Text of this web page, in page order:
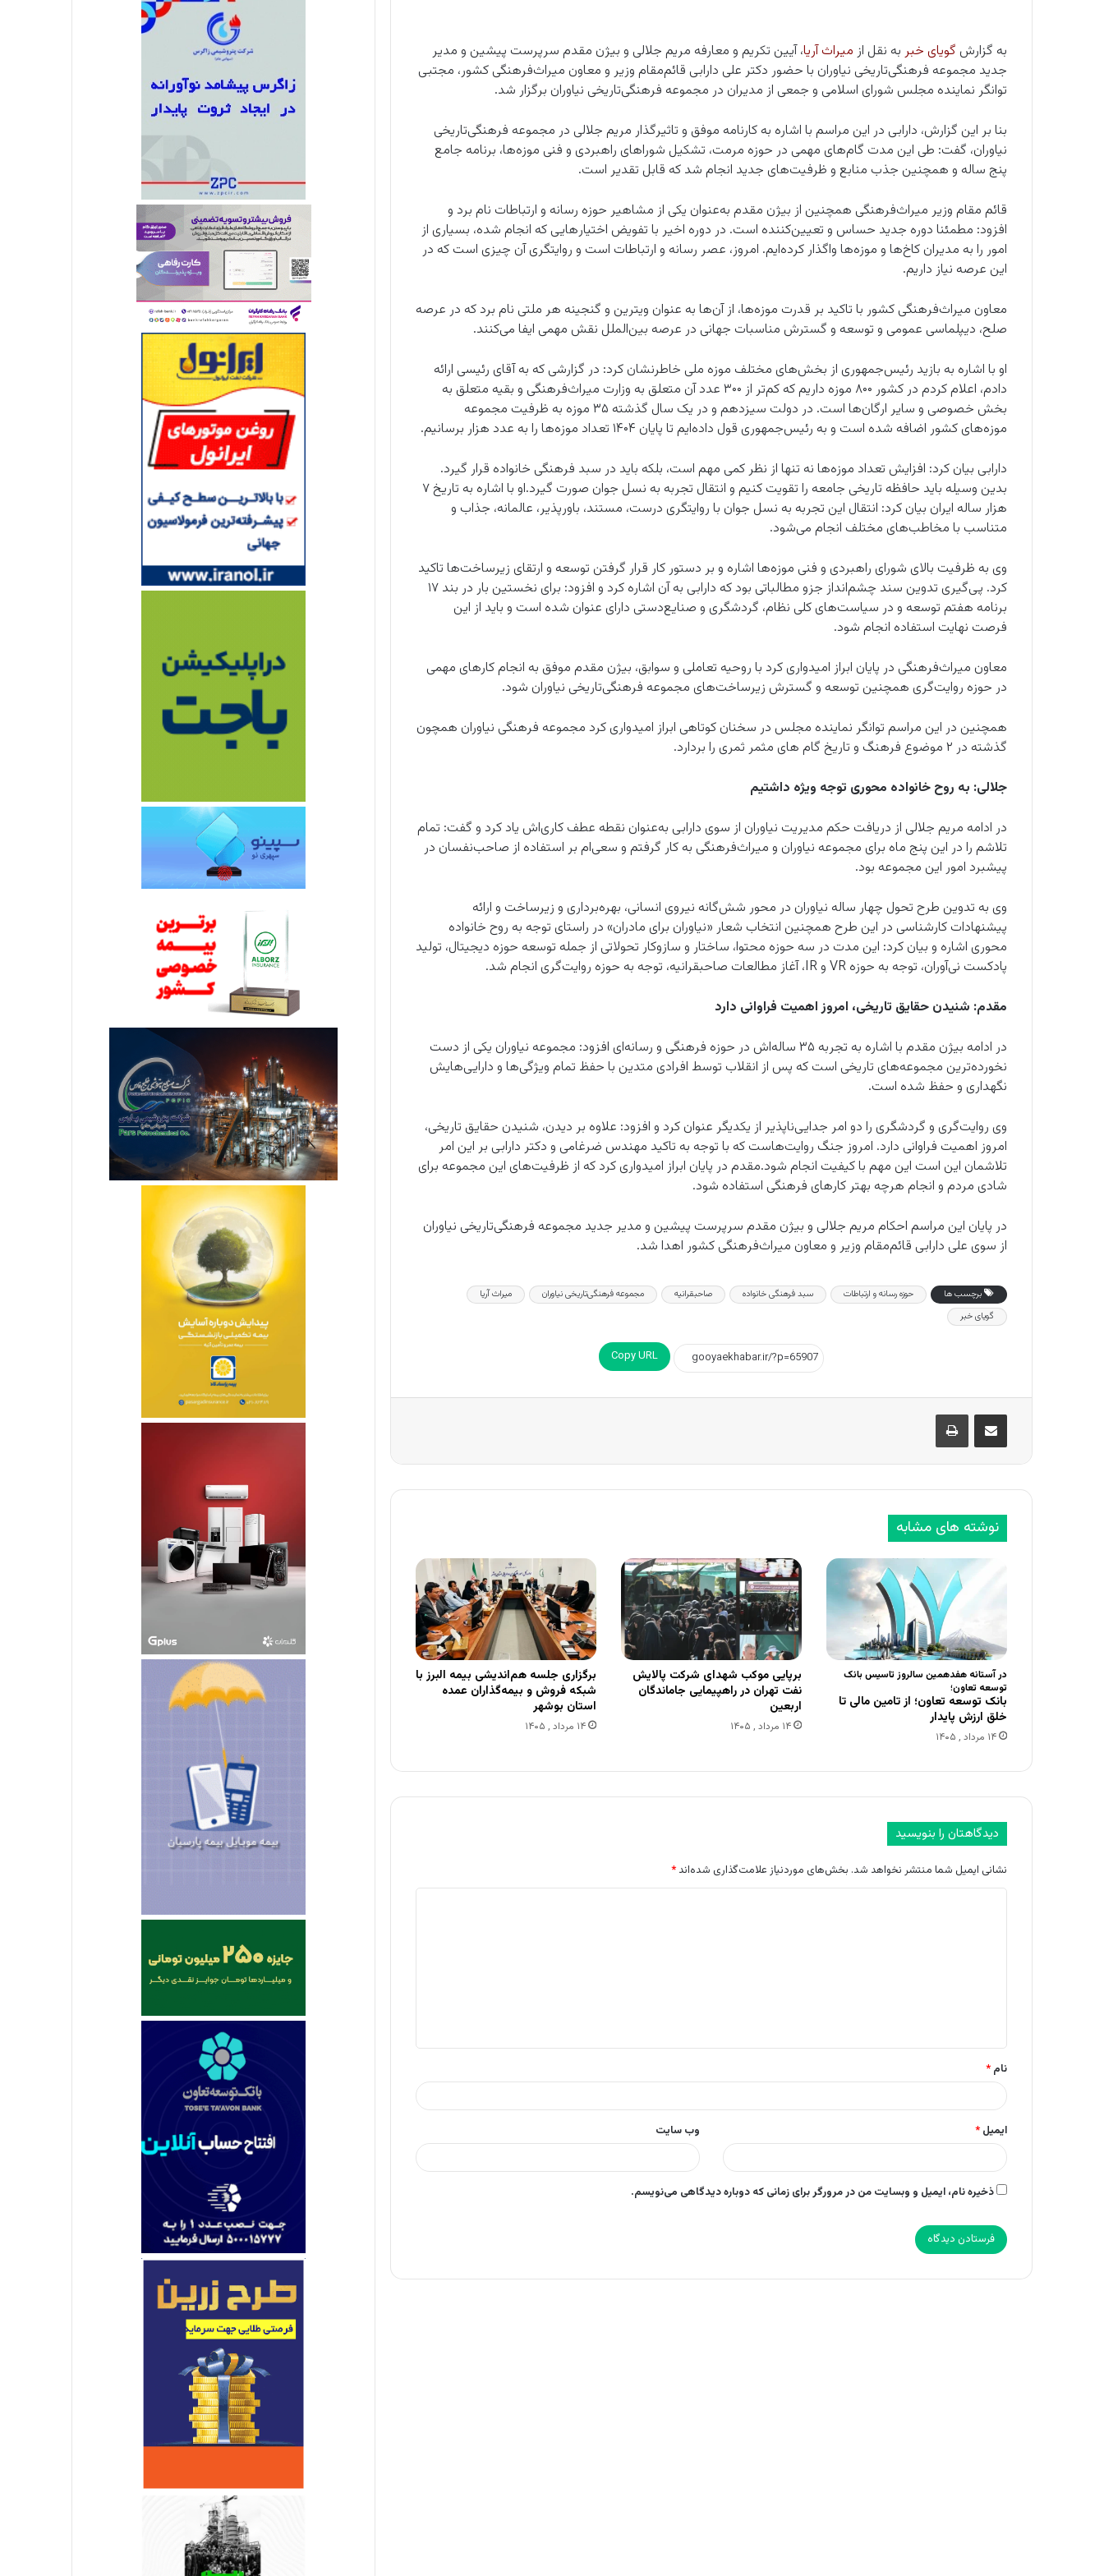
به گزارش گویای خبر به نقل از میراث‌ آریا، آیین تکریم و معارفه مریم جلالی و بیژن مقدم سرپرست پیشین و مدیر
جدید مجموعه فرهنگی‌تاریخی نیاوران با حضور دکتر علی دارابی قائم‌مقام وزیر و معاون میراث‌فرهنگی کشور،‌ مجتبی
توانگر نماینده مجلس شورای اسلامی و جمعی از مدیران در مجموعه فرهنگی‌تاریخی نیاوران برگزار شد.
بنا بر این گزارش، دارابی در این مراسم با اشاره به کارنامه موفق و تاثیرگذار مریم جلالی در مجموعه فرهنگی‌تاریخی
نیاوران، گفت: طی این مدت گام‌های مهمی در حوزه مرمت، تشکیل شوراهای راهبردی و فنی موزه‌ها، برنامه جامع
پنج ساله و همچنین جذب منابع و ظرفیت‌های جدید انجام شد که قابل تقدیر است.
قائم مقام وزیر میراث‌فرهنگی همچنین از بیژن مقدم به‌عنوان یکی از مشاهیر حوزه رسانه‌ و ارتباطات نام برد و
افزود: مطمئنا دوره جدید حساس و تعیین‌کننده است. در دوره اخیر با تفویض اختیار‌هایی که انجام شده، بسیاری از
امور را به مدیران کاخ‌ها و‌ موزه‌ها واگذار کرده‌ایم. امروز، عصر رسانه و ارتباطات است و روایتگری آن چیزی است که در
این عرصه نیاز داریم.
معاون میراث‌فرهنگی کشور با تاکید بر قدرت موزه‌ها، از آن‌ها به‌ عنوان ویترین و‌ گنجینه هر ملتی نام‌ برد که در عرصه
صلح، دیپلماسی عمومی و توسعه و گسترش مناسبات جهانی در عرصه بین‌الملل نقش مهمی ایفا می‌کنند.
او با اشاره به بازید رئیس‌جمهوری از بخش‌های مختلف موزه ملی خاطرنشان کرد: در گزارشی که به آقای رئیسی ارائه
دادم، اعلام‌ کردم در کشور ۸۰۰ موزه داریم که کم‌تر از ۳۰۰ عدد آن متعلق به وزارت میراث‌فرهنگی و بقیه متعلق به
بخش خصوصی و سایر ارگان‌ها است. در دولت سیزدهم و در یک سال گذشته ۳۵ موزه به ظرفیت مجموعه
موزه‌های کشور اضافه شده است و به رئیس‌جمهوری قول داده‌ایم تا پایان ۱۴۰۴ تعداد موزه‌ها را به عدد هزار برسانیم.
دارابی بیان کرد: افزایش تعداد موزه‌ها نه تنها از نظر کمی مهم است، بلکه باید در سبد فرهنگی خانواده قرار گیرد.
بدین وسیله باید حافظه تاریخی جامعه را تقویت کنیم و انتقال تجربه به نسل جوان صورت گیرد.او با اشاره به تاریخ ۷
هزار ساله ایران بیان کرد: انتقال این تجربه به نسل جوان با روایتگری درست، مستند، باورپذیر، عالمانه، جذاب و
متناسب با مخاطب‌های مختلف انجام می‌شود.
وی به ظرفیت بالای شورای راهبردی و فنی موزه‌ها اشاره و بر دستور کار قرار گرفتن توسعه و ارتقای زیرساخت‌ها تاکید
کرد. پی‌گیری تدوین سند چشم‌انداز جزو مطالباتی بود که دارابی به آن اشاره کرد و افزود: برای نخستین بار در بند ۱۷
برنامه هفتم توسعه و در سیاست‌های کلی نظام، گردشگری و صنایع‌‌دستی دارای عنوان شده است و باید از این
فرصت نهایت استفاده انجام شود.
معاون میراث‌فرهنگی در پایان ابراز امیدواری کرد با روحیه تعاملی و سوابق، بیژن مقدم موفق به انجام کارهای مهمی
در حوزه روایت‌گری همچنین توسعه و گسترش زیرساخت‌های مجموعه‌ فرهنگی‌تاریخی نیاوران شود.
همچنین در این مراسم توانگر نماینده مجلس در سخنان کوتاهی ابراز امیدواری کرد مجموعه فرهنگی نیاوران همچون
گذشته در ۲ موضوع فرهنگ و تاریخ گام های مثمر ثمری را بردارد.
جلالی: به روح خانواده محوری توجه ویژه داشتیم
در ادامه مریم جلالی از دریافت حکم مدیریت نیاوران از سوی دارابی به‌عنوان نقطه عطف کاری‌اش یاد کرد و گفت: تمام
‌تلاشم را در این پنج ماه برای مجموعه نیاوران و میراث‌فرهنگی به کار گرفتم و سعی‌ام بر استفاده از صاحب‌نفسان در
پیشبرد امور این مجموعه بود.
وی به تدوین طرح تحول چهار ساله نیاوران در محور شش‌گانه نیروی انسانی، بهره‌برداری و زیرساخت و ارائه
پیشنهادات کارشناسی در این طرح همچنین انتخاب شعار «نیاوران برای مادران» در راستای توجه به روح خانواده
محوری اشاره و بیان کرد: این مدت در سه حوزه محتوا، ساختار و سازوکار تحولاتی از جمله توسعه حوزه دیجیتال، تولید
پادکست نی‌آوران، توجه به حوزه VR و IR، آغاز مطالعات صاحبقرانیه، توجه به حوزه روایت‌گری انجام شد.
مقدم: شنیدن حقایق تاریخی، امروز اهمیت فراوانی دارد
در ادامه بیژن مقدم با اشاره به تجربه ۳۵ ساله‌اش در حوزه فرهنگی و رسانه‌ای افزود: مجموعه نیاوران یکی از دست
نخورده‌ترین مجموعه‌های تاریخی است که پس از انقلاب توسط افرادی متدین با حفظ تمام‌ ویژگی‌ها و دارایی‌هایش
نگهداری و حفظ شده است.
وی روایت‌گری و‌ گردشگری را دو امر جدایی‌‌ناپذیر از یکدیگر عنوان کرد و افزود: علاوه بر دیدن، شنیدن حقایق تاریخی،
امروز اهمیت فراوانی دارد. امروز جنگ روایت‌هاست که با توجه به تاکید مهندس ضرغامی و دکتر دارابی بر این امر
تلاشمان این است این مهم با کیفیت انجام شود.مقدم در پایان ابراز امیدواری کرد که از ظرفیت‌های این مجموعه برای
شادی مردم و‌ انجام هرچه بهتر کارهای فرهنگی استفاده شود.
در پایان این مراسم احکام مریم جلالی و بیژن مقدم سرپرست پیشین و مدیر جدید مجموعه فرهنگی‌تاریخی نیاوران
از سوی علی دارابی قائم‌مقام‌ وزیر و معاون میراث‌فرهنگی کشور اهدا شد.
برچسب ها حوزه رسانه‌ و ارتباطات سبد فرهنگی خانواده صاحبقرانیه مجموعه فرهنگی‌تاریخی نیاوران
میراث آریا
گویای خبر
Copy URL
اشتراک گذاری از طریق ایمیل چاپ
نوشته های مشابه
در آستانه هفدهمین سالروز تاسیس بانک
توسعه تعاون؛
بانک توسعه تعاون؛ از تامین مالی تا
خلق ارزش پایدار
۱۴ مرداد , ۱۴۰۵
برپایی موکب شهدای شرکت پالایش
نفت تهران در راهپیمایی جاماندگان
اربعین
۱۴ مرداد , ۱۴۰۵
برگزاری جلسه هم‌اندیشی بیمه البرز با
شبکه فروش و بیمه‌گذاران عمده
استان بوشهر
۱۴ مرداد , ۱۴۰۵
دیدگاهتان را بنویسید
نشانی ایمیل شما منتشر نخواهد شد. بخش‌های موردنیاز علامت‌گذاری شده‌اند *
*
نام *
ایمیل * وب‌ سایت
ذخیره نام، ایمیل و وبسایت من در مرورگر برای زمانی که دوباره دیدگاهی می‌نویسم.